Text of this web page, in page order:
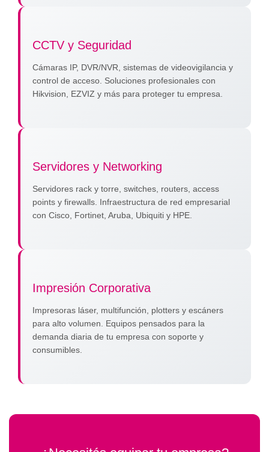
CCTV y Seguridad
Cámaras IP, DVR/NVR, sistemas de videovigilancia y
control de acceso. Soluciones profesionales con
Hikvision, EZVIZ y más para proteger tu empresa.
Servidores y Networking
Servidores rack y torre, switches, routers, access
points y firewalls. Infraestructura de red empresarial
con Cisco, Fortinet, Aruba, Ubiquiti y HPE.
Impresión Corporativa
Impresoras láser, multifunción, plotters y escáners
para alto volumen. Equipos pensados para la
demanda diaria de tu empresa con soporte y
consumibles.